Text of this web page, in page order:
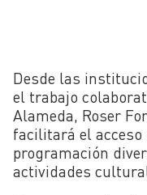
Desde las
el trabajo
Alameda, Roser
facilitará el acceso
programación
actividades